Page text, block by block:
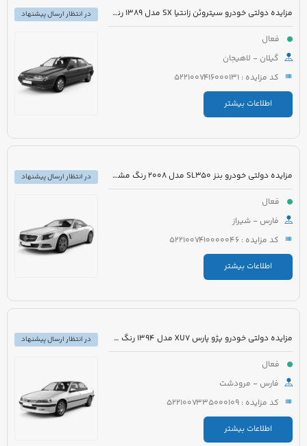
مزایده دولتی خودرو سیتروئن زانتیا SX مدل 1389 رنگ نقره ای
فعال
گیلان - لاهیجان
کد مزایده : 5221007416000131
اطلاعات بیشتر
در انتظار ارسال پیشنهاد
مزایده دولتی خودرو بنز SL350 مدل 2008 رنگ مشکی روغنی
فعال
فارس - شیراز
کد مزایده : 5221007410000046
اطلاعات بیشتر
در انتظار ارسال پیشنهاد
مزایده دولتی خودرو پژو پارس XU7 مدل 1394 رنگ سفید روغنی
فعال
فارس - مرودشت
کد مزایده : 5221007335000109
اطلاعات بیشتر
در انتظار ارسال پیشنهاد